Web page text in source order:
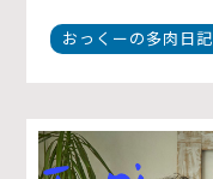
おっくーの多肉日記